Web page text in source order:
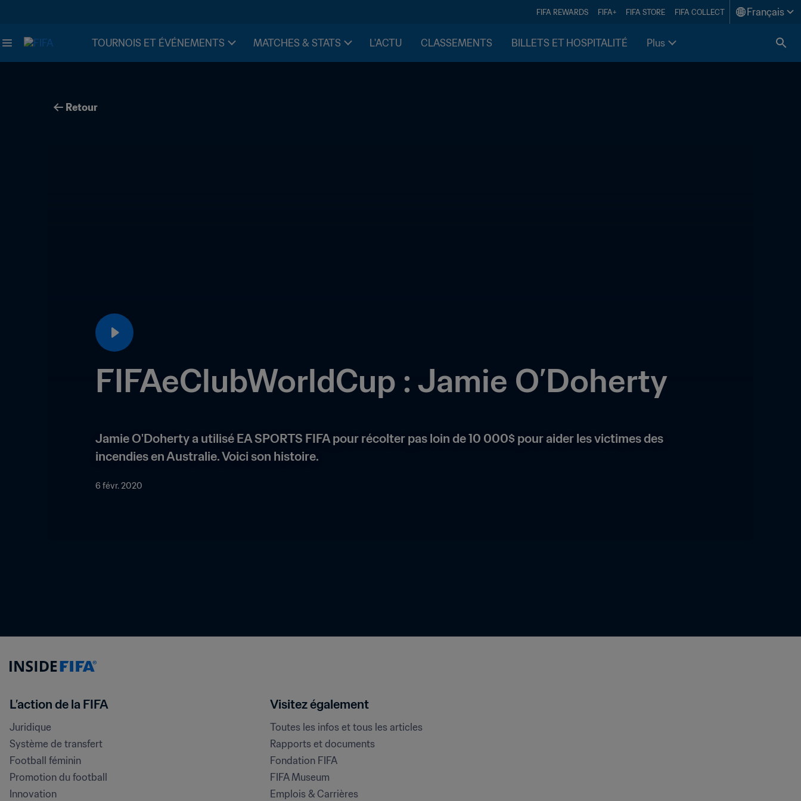
FIFA REWARDS FIFA+ FIFA STORE FIFA COLLECT Français
TOURNOIS ET ÉVÉNEMENTS MATCHES & STATS L'ACTU CLASSEMENTS BILLETS ET HOSPITALITÉ Plus
Retour
FIFAeClubWorldCup : Jamie O’Doherty
Jamie O'Doherty a utilisé EA SPORTS FIFA pour récolter pas loin de 10 000$ pour aider les victimes des
incendies en Australie. Voici son histoire.
6 févr. 2020
L’action de la FIFA
Juridique
Système de transfert
Football féminin
Promotion du football
Innovation
Visitez également
Toutes les infos et tous les articles
Rapports et documents
Fondation FIFA
FIFA Museum
Emplois & Carrières